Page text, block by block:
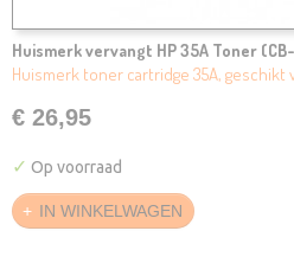
Huismerk vervangt HP 35A Toner
Huismerk toner cartridge 35A, geschikt
€ 26,95
✓ Op voorraad
IN WINKELWAGEN